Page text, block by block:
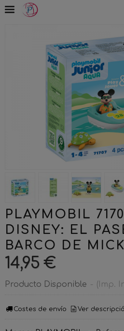
PLAYMOBIL
DISNEY: EL
BARCO DE
14,95 €
Producto Disponible - (Imp.
Costes de envío Ver